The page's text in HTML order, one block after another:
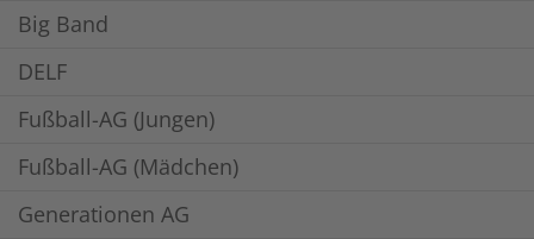
Big Band
DELF
Fußball-AG (Jungen)
Fußball-AG (Mädchen)
Generationen AG